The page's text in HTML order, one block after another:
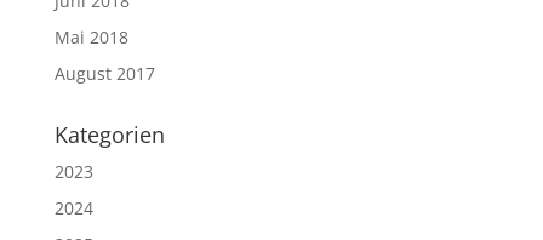
Mai 2018
August 2017
Kategorien
2023
2024